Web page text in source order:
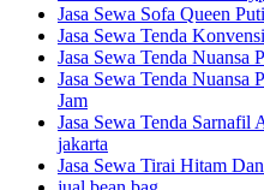
Jasa Sewa Sofa Queen
Jasa Sewa Tenda
Jasa Sewa Tenda Nuansa
Jasa Sewa Tenda Nuansa
Jam
Jasa Sewa Tenda Sarnafil
jakarta
Jasa Sewa Tirai Hitam